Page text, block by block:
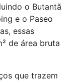
o Butantã
e o Paseo
essas
de área bruta
que trazem